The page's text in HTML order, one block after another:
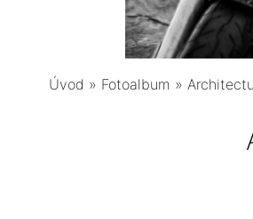
Úvod » Fotoalbum »